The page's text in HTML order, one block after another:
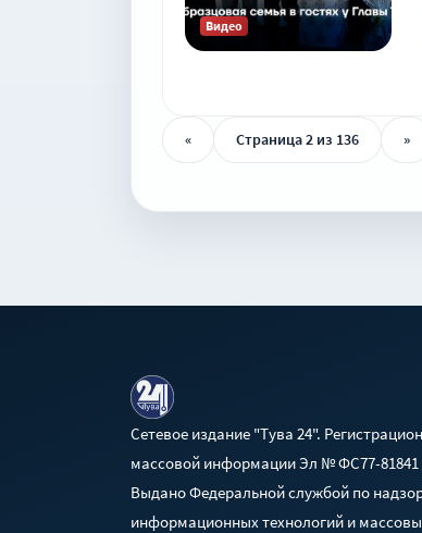
Видео
« Страница 2 из 136 »
Сетевое издание "Тува 24".
массовой информации Эл № ФС77-81841
Выдано Федеральной службой по
информационных технологий и